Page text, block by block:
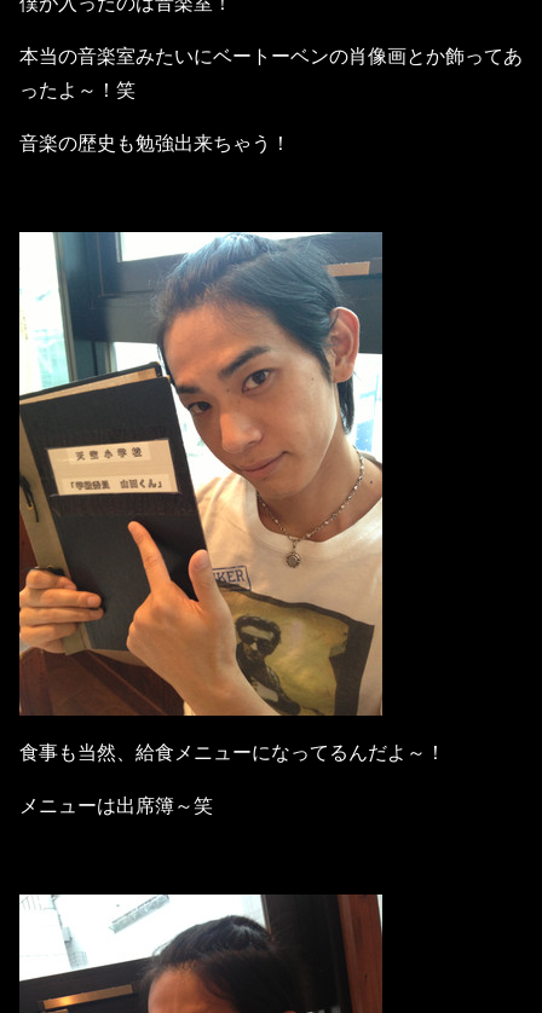
本当の音楽室みたいにベートーベンの肖像画とか飾ってあ
ったよ～！笑
音楽の歴史も勉強出来ちゃう！
食事も当然、給食メニューになってるんだよ～！
メニューは出席簿～笑